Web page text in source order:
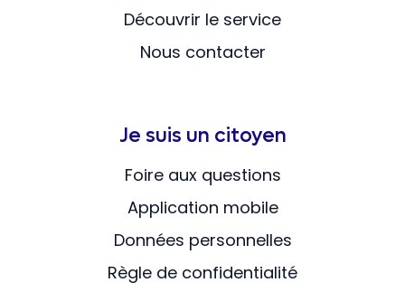
Découvrir le service
Nous contacter
Je suis un citoyen
Foire aux questions
Application mobile
Données personnelles
Règle de confidentialité